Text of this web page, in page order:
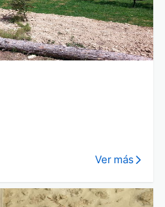
Ver más